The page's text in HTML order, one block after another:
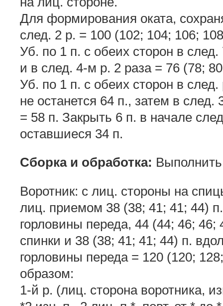
Для формирования оката,
след. 2 р. = 100 (102; 104; 106;
Уб. по 1 п. с обеих сторон в
и в след. 4-м р. 2 раза = 76 (78;
Уб. по 1 п. с обеих сторон в
не останется 64 п., затем в след.
= 58 п. Закрыть 6 п. в начале
оставшиеся 34 п.
Сборка и обработка:
Воротник: с лиц. стороны на
лиц. приемом 38 (38; 41; 41; 44)
горловины переда, 44 (44; 46;
спинки и 38 (38; 41; 41; 44) п.
горловины переда = 120 (120;
образом:
1-й р. (лиц. сторона воротника,